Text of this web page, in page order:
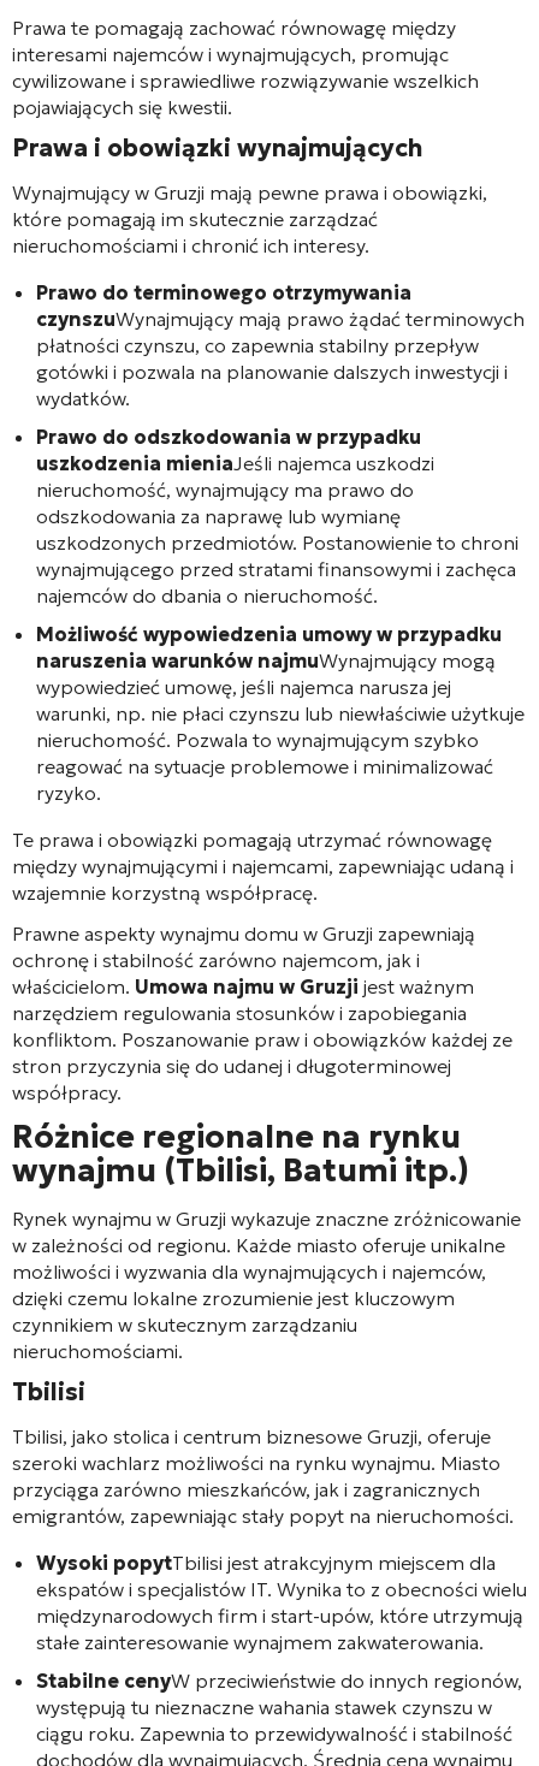
Prawa te pomagają zachować równowagę między
interesami najemców i wynajmujących, promując
cywilizowane i sprawiedliwe rozwiązywanie wszelkich
pojawiających się kwestii.
Prawa i obowiązki wynajmujących
Wynajmujący w Gruzji mają pewne prawa i obowiązki,
które pomagają im skutecznie zarządzać
nieruchomościami i chronić ich interesy.
Prawo do terminowego otrzymywania
czynszuWynajmujący mają prawo żądać terminowych
płatności czynszu, co zapewnia stabilny przepływ
gotówki i pozwala na planowanie dalszych inwestycji i
wydatków.
Prawo do odszkodowania w przypadku
uszkodzenia mieniaJeśli najemca uszkodzi
nieruchomość, wynajmujący ma prawo do
odszkodowania za naprawę lub wymianę
uszkodzonych przedmiotów. Postanowienie to chroni
wynajmującego przed stratami finansowymi i zachęca
najemców do dbania o nieruchomość.
Możliwość wypowiedzenia umowy w przypadku
naruszenia warunków najmuWynajmujący mogą
wypowiedzieć umowę, jeśli najemca narusza jej
warunki, np. nie płaci czynszu lub niewłaściwie użytkuje
nieruchomość. Pozwala to wynajmującym szybko
reagować na sytuacje problemowe i minimalizować
ryzyko.
Te prawa i obowiązki pomagają utrzymać równowagę
między wynajmującymi i najemcami, zapewniając udaną i
wzajemnie korzystną współpracę.
Prawne aspekty wynajmu domu w Gruzji zapewniają
ochronę i stabilność zarówno najemcom, jak i
właścicielom. Umowa najmu w Gruzji jest ważnym
narzędziem regulowania stosunków i zapobiegania
konfliktom. Poszanowanie praw i obowiązków każdej ze
stron przyczynia się do udanej i długoterminowej
współpracy.
Różnice regionalne na rynku
wynajmu (Tbilisi, Batumi itp.)
Rynek wynajmu w Gruzji wykazuje znaczne zróżnicowanie
w zależności od regionu. Każde miasto oferuje unikalne
możliwości i wyzwania dla wynajmujących i najemców,
dzięki czemu lokalne zrozumienie jest kluczowym
czynnikiem w skutecznym zarządzaniu
nieruchomościami.
Tbilisi
Tbilisi, jako stolica i centrum biznesowe Gruzji, oferuje
szeroki wachlarz możliwości na rynku wynajmu. Miasto
przyciąga zarówno mieszkańców, jak i zagranicznych
emigrantów, zapewniając stały popyt na nieruchomości.
Wysoki popytTbilisi jest atrakcyjnym miejscem dla
ekspatów i specjalistów IT. Wynika to z obecności wielu
międzynarodowych firm i start-upów, które utrzymują
stałe zainteresowanie wynajmem zakwaterowania.
Stabilne cenyW przeciwieństwie do innych regionów,
występują tu nieznaczne wahania stawek czynszu w
ciągu roku. Zapewnia to przewidywalność i stabilność
dochodów dla wynajmujących. Średnia cena wynajmu